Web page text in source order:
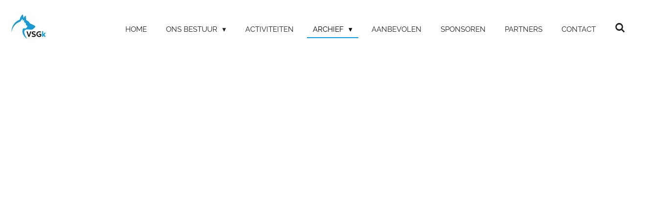
direct
naar
HOME ONS BESTUUR ACTIVITEITEN ARCHIEF AANBEVOLEN SPONSOREN PARTNERS CONTACT